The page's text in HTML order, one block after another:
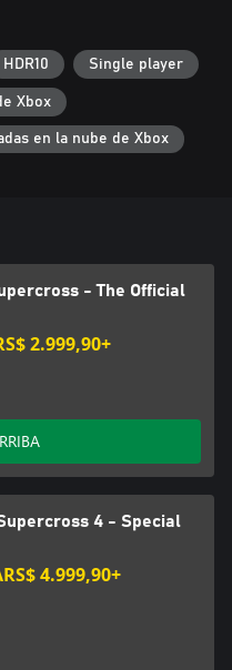
HDR10 Single player
Xbox
en la nube de Xbox
- The Official
2.999,90+
4 - Special
4.999,90+